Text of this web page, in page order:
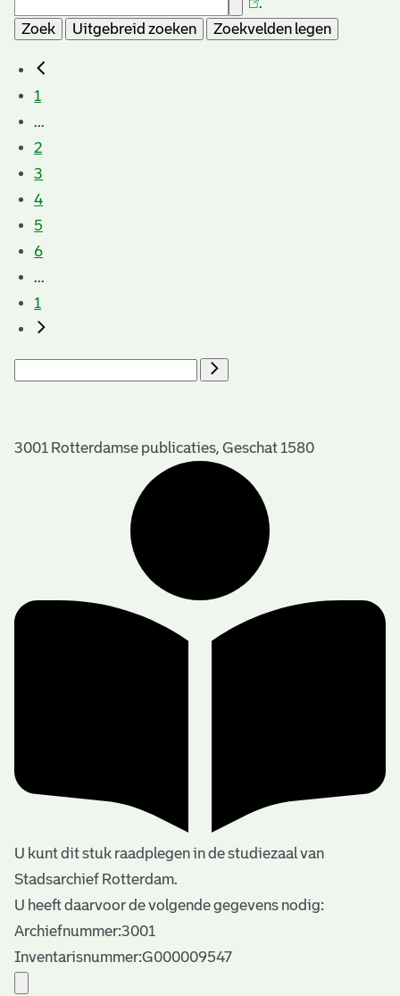
Zoek
Uitgebreid zoeken Zoekvelden legen
1
...
2
3
4
5
6
...
1
3001 Rotterdamse publicaties, Geschat 1580
U kunt dit stuk raadplegen in de studiezaal van
Stadsarchief Rotterdam.
U heeft daarvoor de volgende gegevens nodig:
Archiefnummer:3001
Inventarisnummer:G000009547